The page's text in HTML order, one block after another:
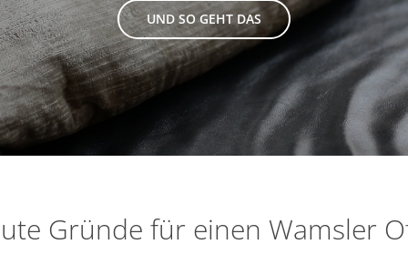
UND SO GEHT DAS
Gründe für einen Wamsler